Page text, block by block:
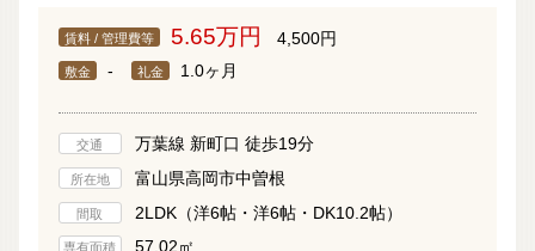
賃料 / 管理費等 5.65万円 4,500円
敷金 - 礼金 1.0ヶ月
交通 万葉線 新町口 徒歩19分
所在地 富山県高岡市中曽根
間取 2LDK（洋6帖・洋6帖・DK10.2帖）
専有面積 57.02㎡